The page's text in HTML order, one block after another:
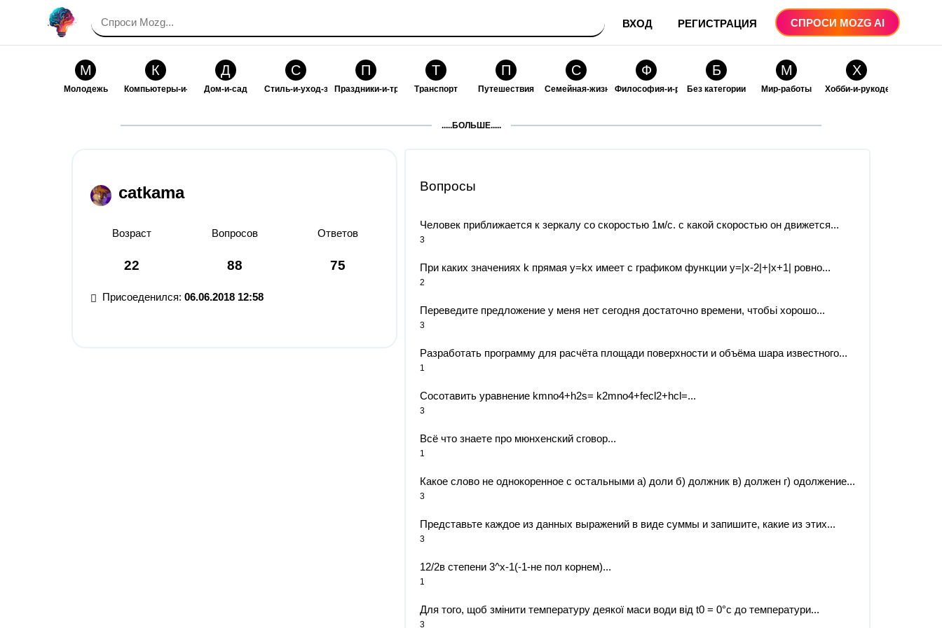
ВХОД РЕГИСТРАЦИЯ СПРОСИ MOZG AI
М
Молодежь
К
Компьютеры-и-электроника
Д
Дом-и-сад
С
Стиль-и-уход-за-собой
П
Праздники-и-традиции
Т
Транспорт
П
Путешествия
С
Семейная-жизнь
Ф
Философия-и-религия
Б
Без категории
М
Мир-работы
Х
Хобби-и-рукоделие
.....БОЛЬШЕ.....
catkama
Возраст Вопросов Ответов
22 88 75
Присоеденился: 06.06.2018 12:58
Вопросы
Человек приближается к зеркалу со скоростью 1м/с. с какой скоростью он движется...
3
При каких значениях k прямая у=kx имеет с графиком функции y=|x-2|+|x+1| ровно...
2
Переведите предложение у меня нет сегодня достаточно времени, чтобьі хорошо...
3
Разработать программу для расчёта площади поверхности и объёма шара известного...
1
Сосотавить уравнение kmno4+h2s= k2mno4+fecl2+hcl=...
3
Всё что знаете про мюнхенский сговор...
1
Какое слово не однокоренное с остальными а) доли б) должник в) должен г) одолжение...
3
Представьте каждое из данных выражений в виде суммы и запишите, какие из этих...
3
12/2в степени 3^х-1(-1-не пол корнем)...
1
Для того, щоб змінити температуру деякої маси води від t0 = 0°с до температури...
3